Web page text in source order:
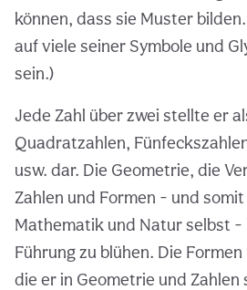
können, dass sie Muster
auf viele seiner Symbole und
sein.)
Jede Zahl über zwei stellte er
Quadratzahlen,
usw. dar. Die Geometrie, die
Zahlen und Formen - und
Mathematik und Natur selbst -
Führung zu blühen. Die
die er in Geometrie und Zahlen